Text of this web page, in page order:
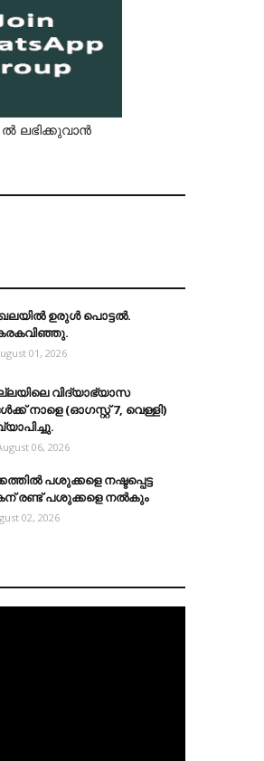
ൽ ലഭിക്കുവാൻ
ഉരുള്‍ പൊട്ടല്‍.
കരകവിഞ്ഞു.
01, 2026
വിദ്യാഭ്യാസ
നാളെ (ഓഗസ്റ്റ് 7, വെള്ളി)
06, 2026
പശുക്കളെ നഷ്ടപ്പെട്ട
രണ്ട് പശുക്കളെ നല്‍കും
02, 2026